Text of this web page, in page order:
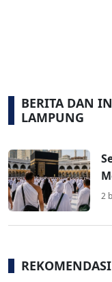
BERITA DAN
LAMPUNG
2
REKOMENDASI